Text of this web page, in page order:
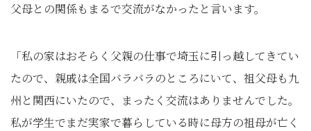
父母との関係もまるで交流がなかったと言います。
「私の家はおそらく父親の仕事で埼玉に引っ越してきてい
たので、親戚は全国バラバラのところにいて、祖父母も九
州と関西にいたので、まったく交流はありませんでした。
私が学生でまだ実家で暮らしている時に母方の祖母が亡く